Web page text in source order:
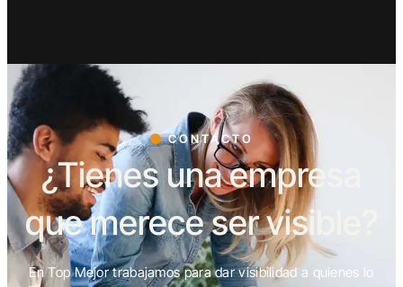
CONTACTO
¿Tienes una empresa
que merece ser visible?
En Top Mejor trabajamos para dar visibilidad a quienes lo